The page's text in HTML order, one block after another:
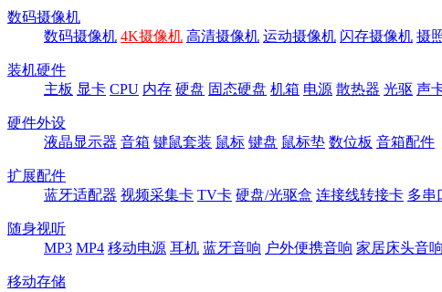
数码摄像机
数码摄像机 4K摄像机 高清摄像机 运动摄像机 闪存摄像机 摄
装机硬件
主板 显卡 CPU 内存 硬盘 固态硬盘 机箱 电源 散热器 光驱 声
硬件外设
液晶显示器 音箱 键鼠套装 鼠标 键盘 鼠标垫 数位板 音箱配件
扩展配件
蓝牙适配器 视频采集卡 TV卡 硬盘/光驱盒 连接线转接卡 多串
随身视听
MP3 MP4 移动电源 耳机 蓝牙音响 户外便携音响 家居床头音响
移动存储